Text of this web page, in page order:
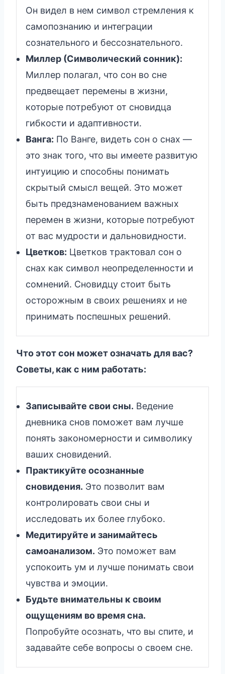
Он видел в нем символ стремления к
самопознанию и интеграции
сознательного и бессознательного.
Миллер (Символический сонник):
Миллер полагал, что сон во сне
предвещает перемены в жизни,
которые потребуют от сновидца
гибкости и адаптивности.
Ванга: По Ванге, видеть сон о снах —
это знак того, что вы имеете развитую
интуицию и способны понимать
скрытый смысл вещей. Это может
быть предзнаменованием важных
перемен в жизни, которые потребуют
от вас мудрости и дальновидности.
Цветков: Цветков трактовал сон о
снах как символ неопределенности и
сомнений. Сновидцу стоит быть
осторожным в своих решениях и не
принимать поспешных решений.
Что этот сон может означать для вас?
Советы, как с ним работать:
Записывайте свои сны. Ведение
дневника снов поможет вам лучше
понять закономерности и символику
ваших сновидений.
Практикуйте осознанные
сновидения. Это позволит вам
контролировать свои сны и
исследовать их более глубоко.
Медитируйте и занимайтесь
самоанализом. Это поможет вам
успокоить ум и лучше понимать свои
чувства и эмоции.
Будьте внимательны к своим
ощущениям во время сна.
Попробуйте осознать, что вы спите, и
задавайте себе вопросы о своем сне.